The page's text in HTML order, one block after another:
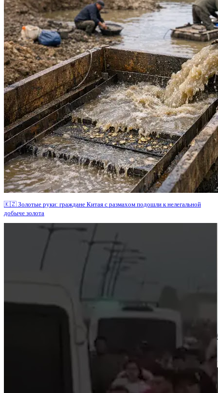
🇰🇿 Золотые руки: граждане Китая с размахом подошли к нелегальной
добыче золота